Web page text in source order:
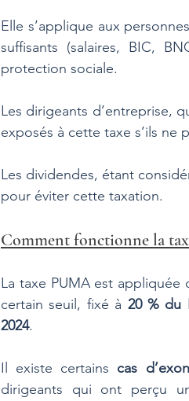
Elle s’applique aux
suffisants (salaires, BIC,
protection sociale.
Les dirigeants d’entreprise,
exposés à cette taxe s’ils ne
Les dividendes, étant
pour éviter cette taxation.
Comment fonctionne la
La taxe PUMA est appliquée
certain seuil, fixé à 20 % du
2024.
Il existe certains cas
dirigeants qui ont perçu